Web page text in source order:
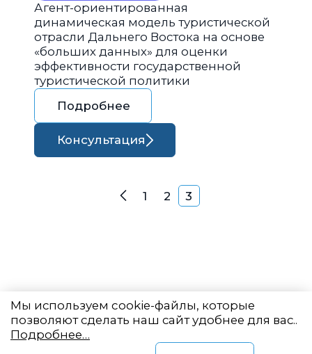
Агент-ориентированная
динамическая модель туристической
отрасли Дальнего Востока на основе
«больших данных» для оценки
эффективности государственной
туристической политики
Подробнее
Консультация
Навигация по
Назад
1 2 3
Мы используем cookie-файлы, которые
позволяют сделать наш сайт удобнее для вас..
Подробнее…